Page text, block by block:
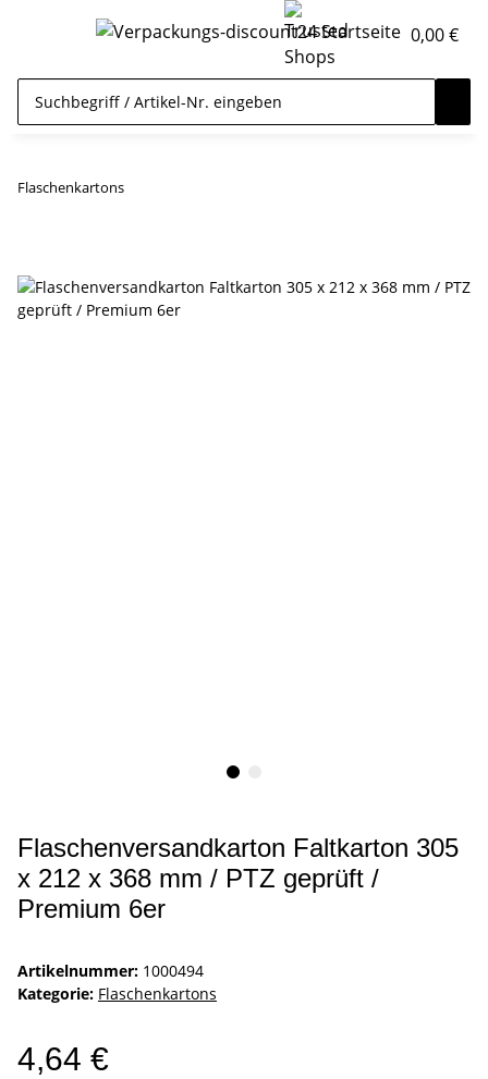
0,00 €
Flaschenkartons
Flaschenversandkarton Faltkarton 305
x 212 x 368 mm / PTZ geprüft /
Premium 6er
Artikelnummer: 1000494
Kategorie: Flaschenkartons
4,64 €